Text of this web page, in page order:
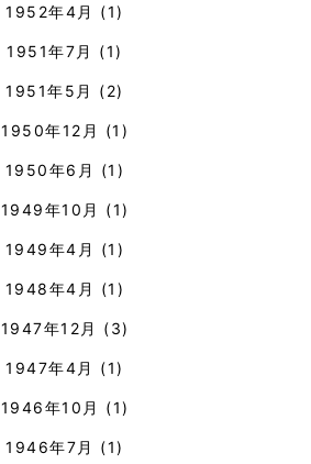
1952年4月 (1)
1951年7月 (1)
1951年5月 (2)
1950年12月 (1)
1950年6月 (1)
1949年10月 (1)
1949年4月 (1)
1948年4月 (1)
1947年12月 (3)
1947年4月 (1)
1946年10月 (1)
1946年7月 (1)